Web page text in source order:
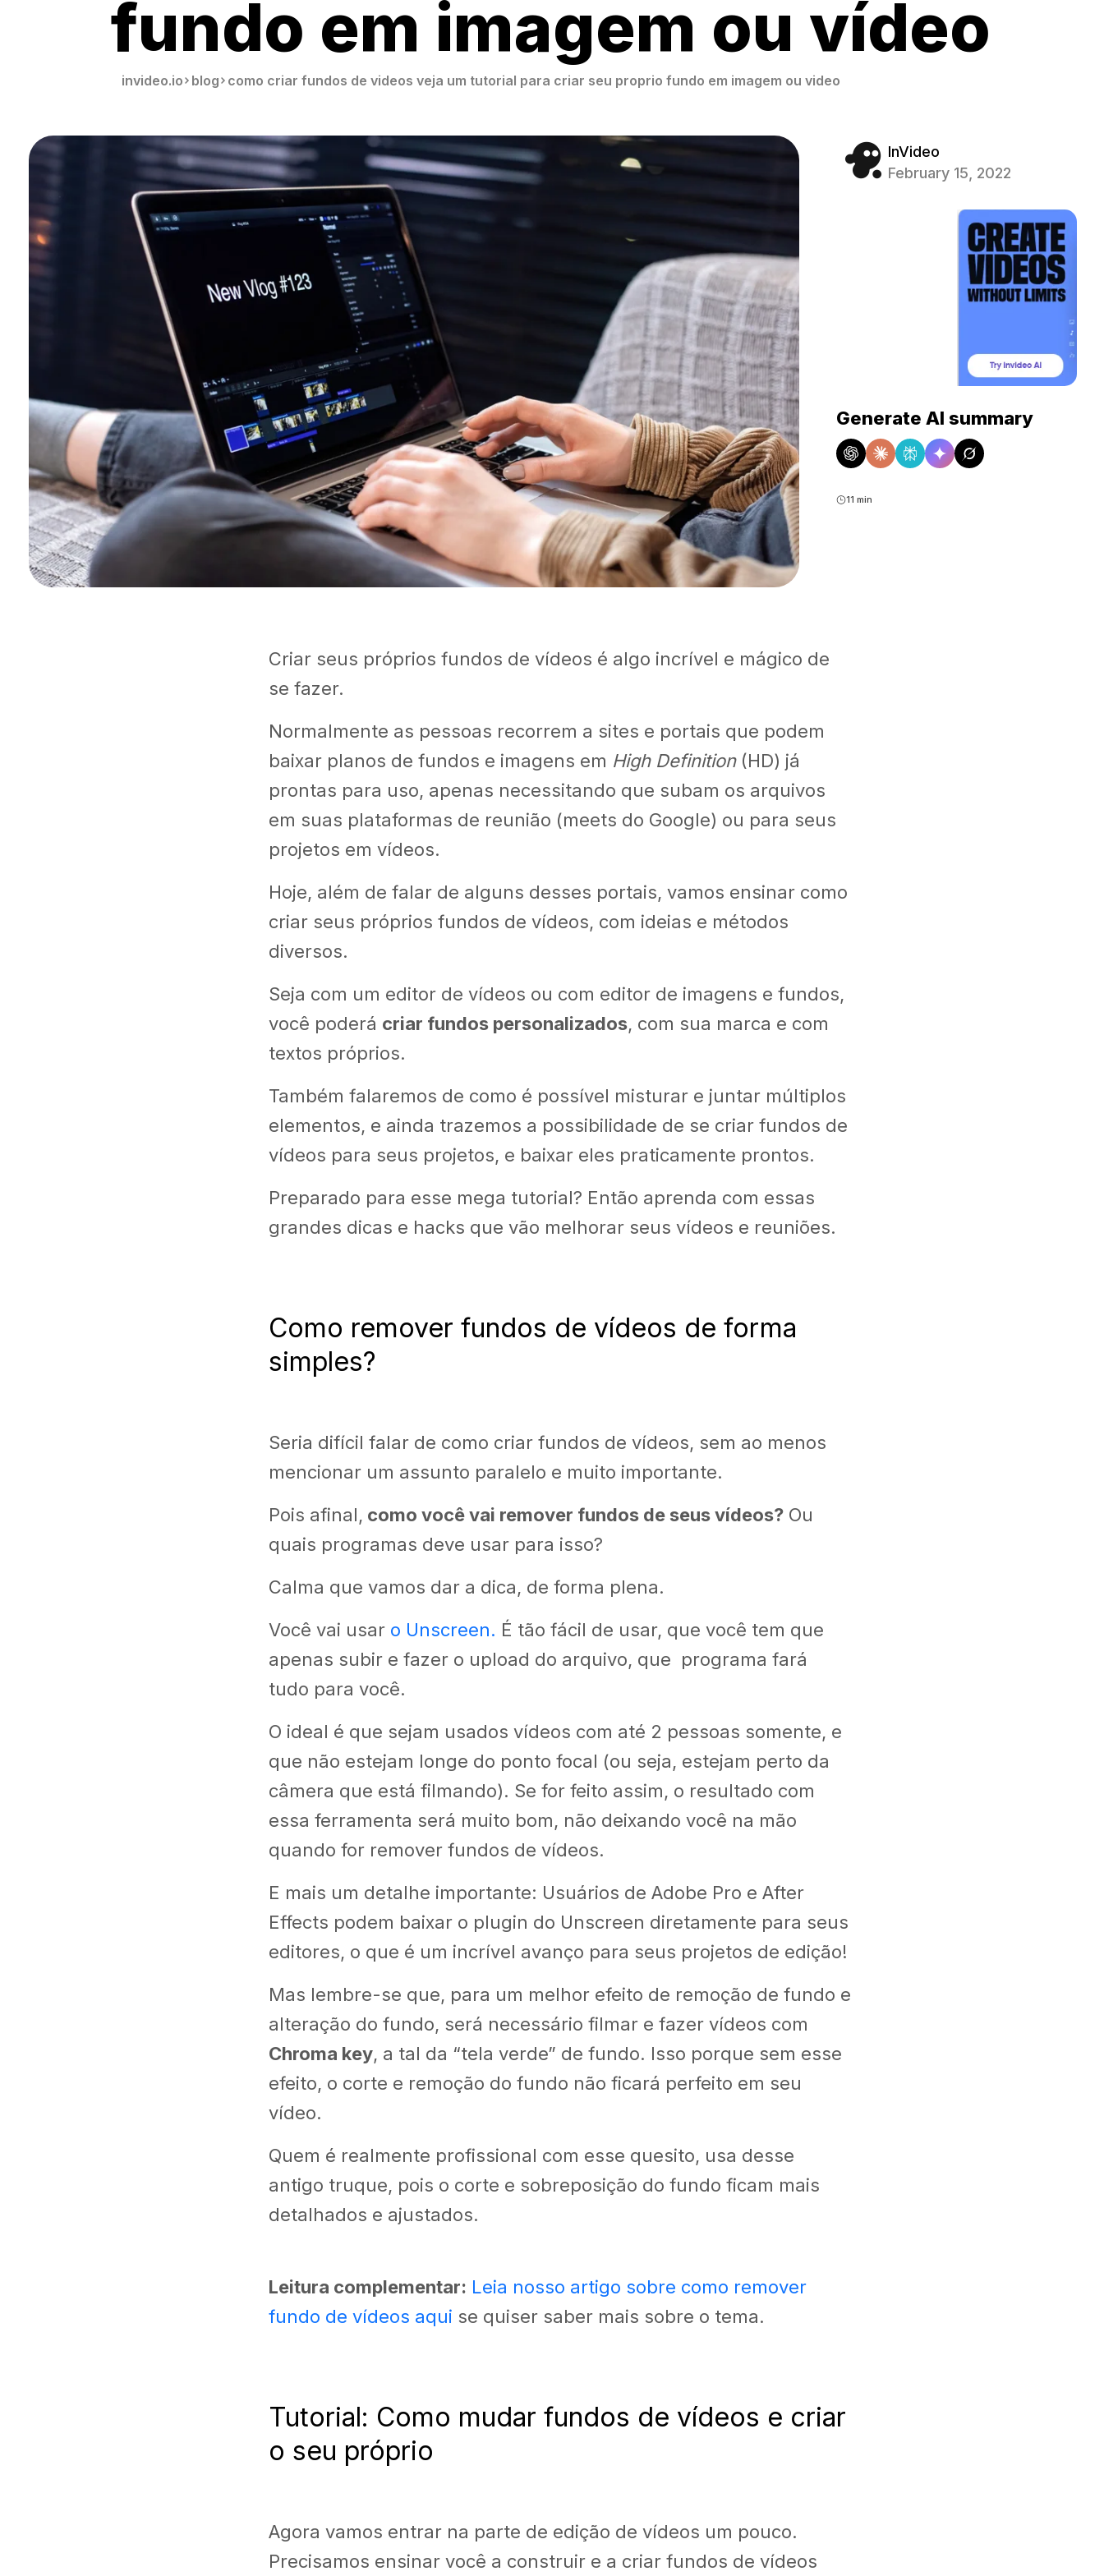
fundo em imagem ou vídeo
invideo.io blog como criar fundos de videos veja um tutorial para criar seu proprio fundo em imagem ou video
InVideo
February 15, 2022
Generate AI summary
11 min
Criar seus próprios fundos de vídeos é algo incrível e mágico de
se fazer.
Normalmente as pessoas recorrem a sites e portais que podem
baixar planos de fundos e imagens em High Definition(HD) já
prontas para uso, apenas necessitando que subam os arquivos
em suas plataformas de reunião (meets do Google) ou para seus
projetos em vídeos.
Hoje, além de falar de alguns desses portais, vamos ensinar como
criar seus próprios fundos de vídeos, com ideias e métodos
diversos.
Seja com um editor de vídeos ou com editor de imagens e fundos,
você poderá criar fundos personalizados, com sua marca e com
textos próprios.
Também falaremos de como é possível misturar e juntar múltiplos
elementos, e ainda trazemos a possibilidade de se criar fundos de
vídeos para seus projetos, e baixar eles praticamente prontos.
Preparado para esse mega tutorial? Então aprenda com essas
grandes dicas e hacks que vão melhorar seus vídeos e reuniões.
Como remover fundos de vídeos de forma
simples?
Seria difícil falar de como criar fundos de vídeos, sem ao menos
mencionar um assunto paralelo e muito importante.
Pois afinal, como você vai remover fundos de seus vídeos?Ou
quais programas deve usar para isso?
Calma que vamos dar a dica, de forma plena.
Você vai usar o Unscreen. É tão fácil de usar, que você tem que
apenas subir e fazer o upload do arquivo, que programa fará
tudo para você.
O ideal é que sejam usados vídeos com até 2 pessoas somente, e
que não estejam longe do ponto focal (ou seja, estejam perto da
câmera que está filmando). Se for feito assim, o resultado com
essa ferramenta será muito bom, não deixando você na mão
quando for remover fundos de vídeos.
E mais um detalhe importante: Usuários de Adobe Pro e After
Effects podem baixar o plugin do Unscreen diretamente para seus
editores, o que é um incrível avanço para seus projetos de edição!
Mas lembre-se que, para um melhor efeito de remoção de fundo e
alteração do fundo, será necessário filmar e fazer vídeos com
Chroma key, a tal da “tela verde” de fundo. Isso porque sem esse
efeito, o corte e remoção do fundo não ficará perfeito em seu
vídeo.
Quem é realmente profissional com esse quesito, usa desse
antigo truque, pois o corte e sobreposição do fundo ficam mais
detalhados e ajustados.
Leitura complementar: Leia nosso artigo sobre como remover
fundo de vídeos aqui se quiser saber mais sobre o tema.
Tutorial: Como mudar fundos de vídeos e criar
o seu próprio
Agora vamos entrar na parte de edição de vídeos um pouco.
Precisamos ensinar você a construir e a criar fundos de vídeos